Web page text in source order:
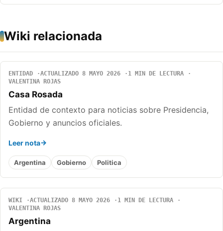
Wiki relacionada
ENTIDAD ACTUALIZADO 8 MAYO 2026
1 MIN DE LECTURA
VALENTINA ROJAS
Casa Rosada
Entidad de contexto para noticias sobre Presidencia,
Gobierno y anuncios oficiales.
Leer nota
Argentina Gobierno Politica
WIKI ACTUALIZADO 8 MAYO 2026
1 MIN DE LECTURA
VALENTINA ROJAS
Argentina